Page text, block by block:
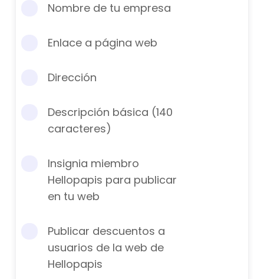
Nombre de tu empresa
Enlace a página web
Dirección
Descripción básica (140
caracteres)
Insignia miembro
Hellopapis para publicar
en tu web
Publicar descuentos a
usuarios de la web de
Hellopapis